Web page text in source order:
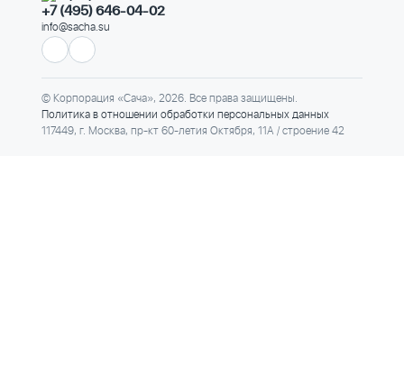
+7 (495) 646-04-02
info@sacha.su
© Корпорация «Сача», 2026. Все права защищены.
Политика в отношении обработки персональных данных
117449, г. Москва, пр-кт 60-летия Октября, 11А / строение 42